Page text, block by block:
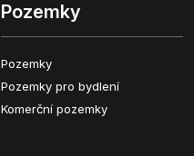
Pozemky
Pozemky
Pozemky pro bydlení
Komerční pozemky